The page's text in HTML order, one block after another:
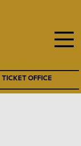
TICKET OFFICE